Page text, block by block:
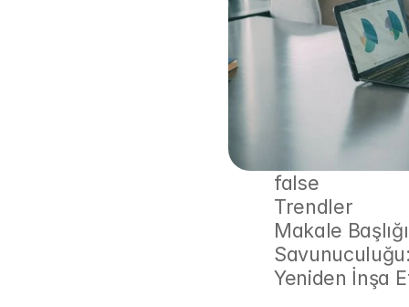
false
Trendler
Makale
Yeniden İnşa